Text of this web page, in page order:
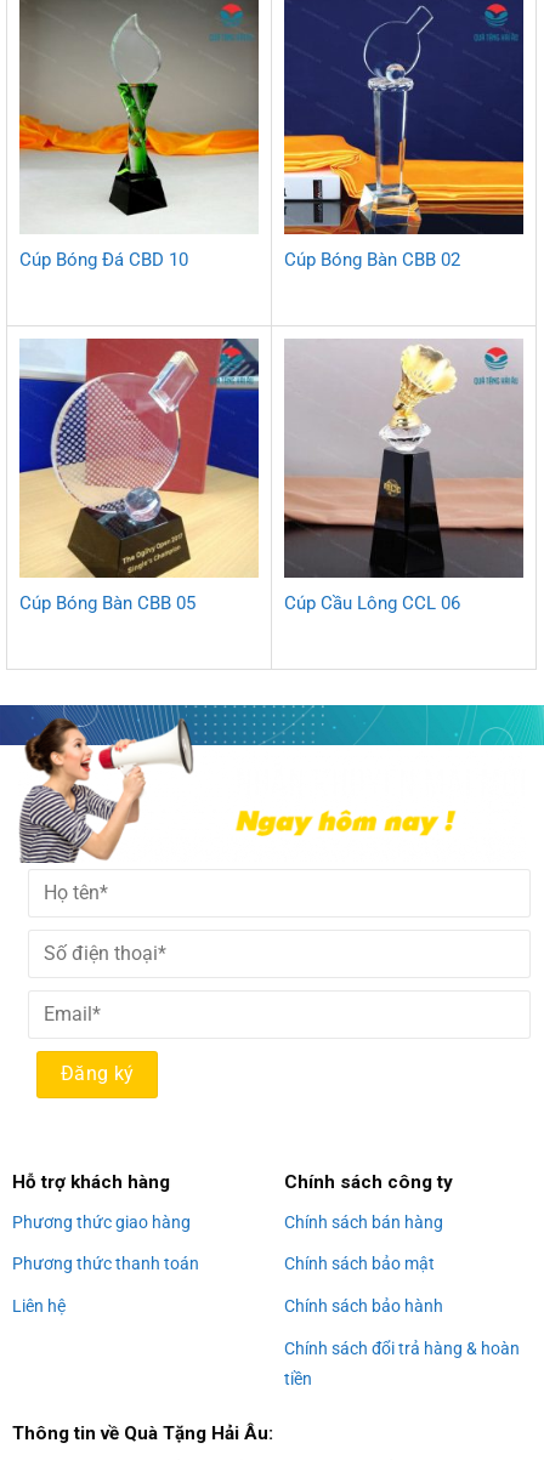
Cúp Bóng Đá CBD 10 Cúp Bóng Bàn CBB 02
Cúp Bóng Bàn CBB 05 Cúp Cầu Lông CCL 06
Hỗ trợ khách hàng
Phương thức giao hàng
Phương thức thanh toán
Liên hệ
Chính sách công ty
Chính sách bán hàng
Chính sách bảo mật
Chính sách bảo hành
Chính sách đổi trả hàng & hoàn
tiền
Thông tin về Quà Tặng Hải Âu: